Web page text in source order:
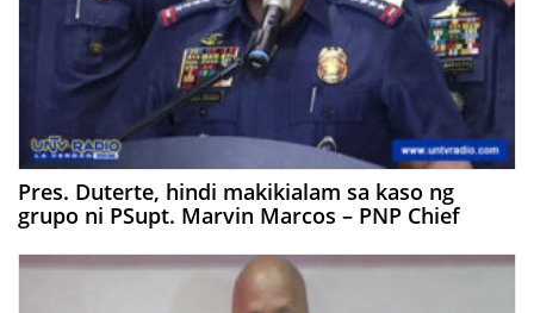
Pres. Duterte, hindi makikialam sa kaso ng
grupo ni PSupt. Marvin Marcos – PNP Chief